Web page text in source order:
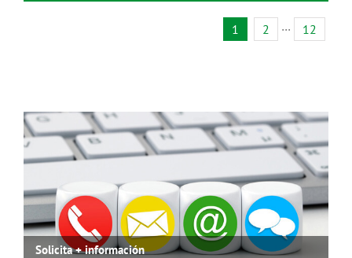
1 2 ··· 12
Solicita + información